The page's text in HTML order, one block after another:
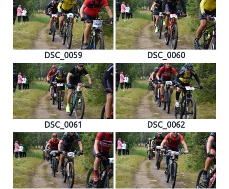
DSC_0059 DSC_0060
DSC_0061 DSC_0062